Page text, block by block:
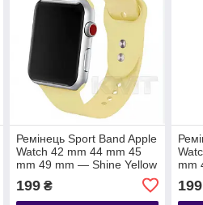
Ремінець Sport Band Apple
Watch 42 mm 44 mm 45
mm 49 mm — Shine Yellow
199₴
mm
199